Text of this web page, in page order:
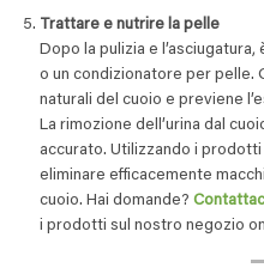
Trattare e nutrire la pelle
Dopo la pulizia e
o un condizionatore per pelle.
naturali del cuoio e previene
La rimozione dell’urina dal
accurato. Utilizzando i
eliminare efficacemente
cuoio. Hai domande?
i prodotti sul nostro negozio